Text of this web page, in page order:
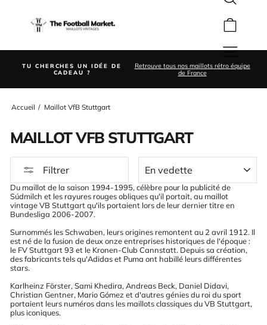
Rechercher
TU CHERCHES UN IDÉE DE
CADEAU ?
Retrouve tous nos maillots rétro équipe
de France
Accueil / Maillot VfB Stuttgart
MAILLOT VFB STUTTGART
Filtrer
Du maillot de la saison 1994-1995, célèbre pour la publicité de
Súdmilch et les rayures rouges obliques qu'il portait, au maillot
vintage VB Stuttgart qu'ils portaient lors de leur dernier titre en
Bundesliga 2006-2007.
Surnommés les Schwaben, leurs origines remontent au 2 avril 1912. Il
est né de la fusion de deux onze entreprises historiques de l'époque :
le FV Stuttgart 93 et le Kronen-Club Cannstatt. Depuis sa création,
des fabricants tels qu'Adidas et Puma ont habillé leurs différentes
stars.
Karlheinz Förster, Sami Khedira, Andreas Beck, Daniel Didavi,
Christian Gentner, Mario Gómez et d'autres génies du roi du sport
portaient leurs numéros dans les maillots classiques du VB Stuttgart,
plus iconiques.